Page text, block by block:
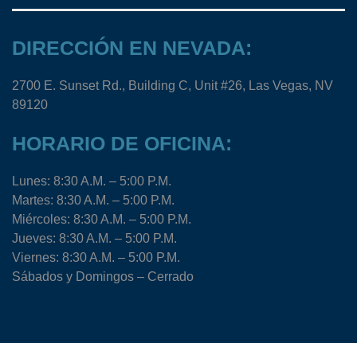
DIRECCIÓN EN NEVADA:
2700 E. Sunset Rd., Building C, Unit #26, Las Vegas, NV
89120
HORARIO DE OFICINA:
Lunes: 8:30 A.M. – 5:00 P.M.
Martes: 8:30 A.M. – 5:00 P.M.
Miércoles: 8:30 A.M. – 5:00 P.M.
Jueves: 8:30 A.M. – 5:00 P.M.
Viernes: 8:30 A.M. – 5:00 P.M.
Sábados y Domingos – Cerrado